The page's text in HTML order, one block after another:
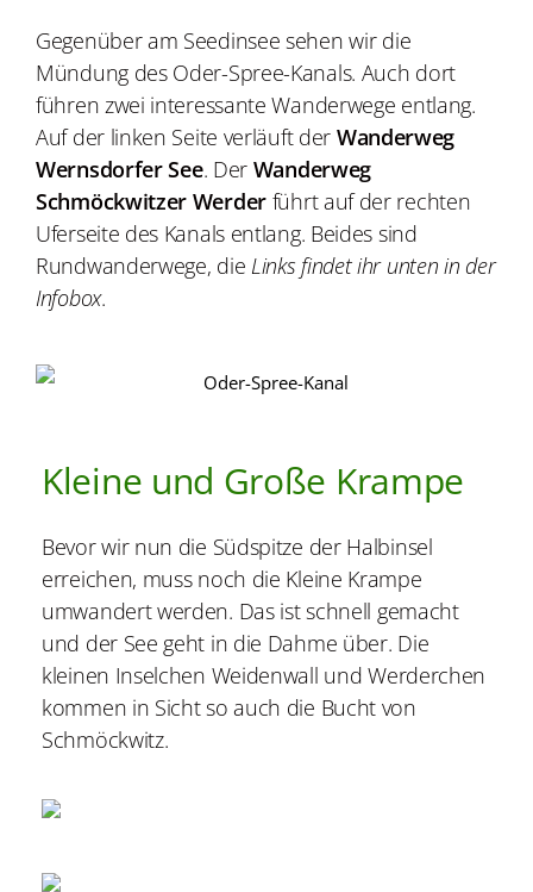
Gegenüber am Seedinsee sehen wir die
Mündung des Oder-Spree-Kanals. Auch dort
führen zwei interessante Wanderwege entlang.
Auf der linken Seite verläuft der Wanderweg
Wernsdorfer See. Der Wanderweg
Schmöckwitzer Werder führt auf der rechten
Uferseite des Kanals entlang. Beides sind
Rundwanderwege, die Links findet ihr unten in der
Infobox.
Kleine und Große Krampe
Bevor wir nun die Südspitze der Halbinsel
erreichen, muss noch die Kleine Krampe
umwandert werden. Das ist schnell gemacht
und der See geht in die Dahme über. Die
kleinen Inselchen Weidenwall und Werderchen
kommen in Sicht so auch die Bucht von
Schmöckwitz.